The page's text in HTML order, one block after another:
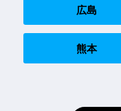
広島
熊本